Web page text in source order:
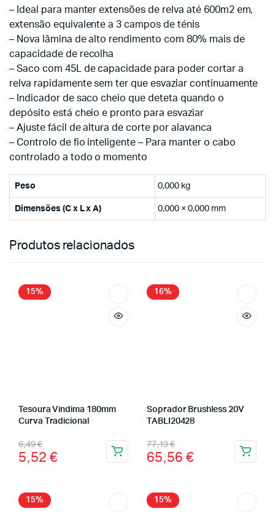
– Ideal para manter extensões de relva até 600m2 em,
extensão equivalente a 3 campos de ténis
– Nova lâmina de alto rendimento com 80% mais de
capacidade de recolha
– Saco com 45L de capacidade para poder cortar a
relva rapidamente sem ter que esvaziar continuamente
– Indicador de saco cheio que deteta quando o
depósito está cheio e pronto para esvaziar
– Ajuste fácil de altura de corte por alavanca
– Controlo de fio inteligente – Para manter o cabo
controlado a todo o momento
Peso 0,000 kg
Dimensões (C x L x A) 0,000 × 0,000 mm
Produtos relacionados
15%
Tesoura Vindima 180mm
Curva Tradicional
6,49€
5,52 €
16%
Soprador Brushless 20V
TABLI20428
77,13€
65,56 €
15% 15%